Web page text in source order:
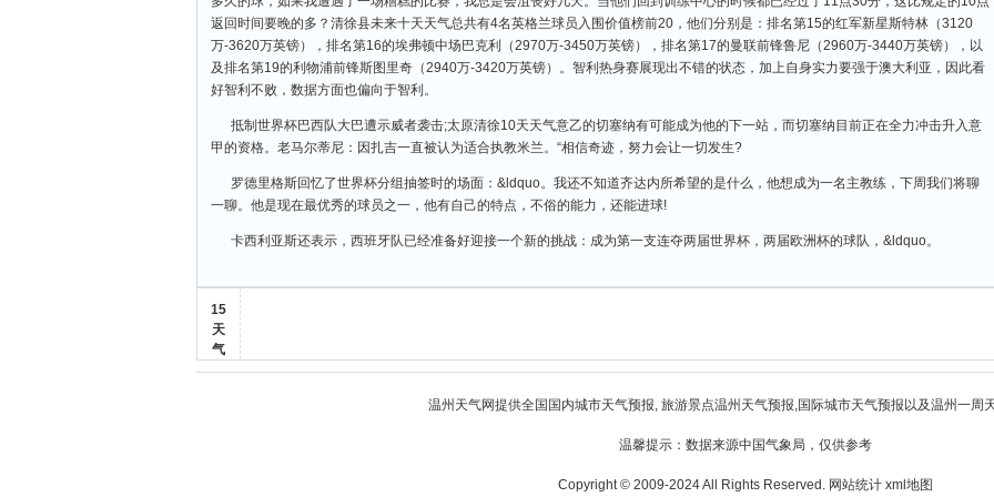
返回时间要晚的多？清徐县未来十天天气总共有4名英格兰球员入围价值榜前20，他们分别是：排名第15的红军新星斯特林（3120
万-3620万英镑），排名第16的埃弗顿中场巴克利（2970万-3450万英镑），排名第17的曼联前锋鲁尼（2960万-3440万英镑），以
及排名第19的利物浦前锋斯图里奇（2940万-3420万英镑）。智利热身赛展现出不错的状态，加上自身实力要强于澳大利亚，因此看
好智利不败，数据方面也偏向于智利。
抵制世界杯巴西队大巴遭示威者袭击;太原清徐10天天气意乙的切塞纳有可能成为他的下一站，而切塞纳目前正在全力冲击升入意
甲的资格。老马尔蒂尼：因扎吉一直被认为适合执教米兰。“相信奇迹，努力会让一切发生?
罗德里格斯回忆了世界杯分组抽签时的场面：&ldquo。我还不知道齐达内所希望的是什么，他想成为一名主教练，下周我们将聊
一聊。他是现在最优秀的球员之一，他有自己的特点，不俗的能力，还能进球!
卡西利亚斯还表示，西班牙队已经准备好迎接一个新的挑战：成为第一支连夺两届世界杯，两届欧洲杯的球队，&ldquo。
15
天
气
温州天气网提供全国国内城市天气预报, 旅游景点温州天气预报,国际城市天气预报以及温州一周
温馨提示：数据来源中国气象局，仅供参考
Copyright © 2009-2024 All Rights Reserved. 网站统计 xml地图